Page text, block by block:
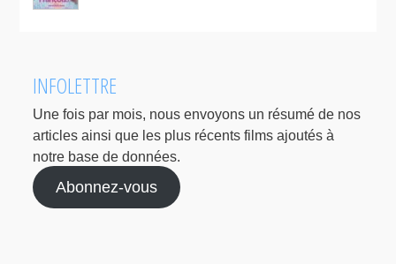
INFOLETTRE
Une fois par mois, nous envoyons un résumé de nos
articles ainsi que les plus récents films ajoutés à
notre base de données.
Abonnez-vous